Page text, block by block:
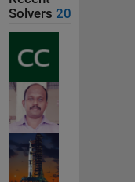
Solvers 20